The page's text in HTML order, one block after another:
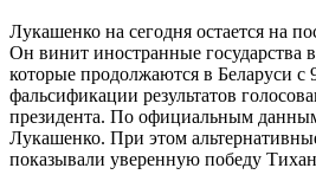
Лукашенко на сегодня остается на
Он винит иностранные государства
которые продолжаются в Беларуси с
фальсификации результатов
президента. По официальным
Лукашенко. При этом
показывали уверенную победу